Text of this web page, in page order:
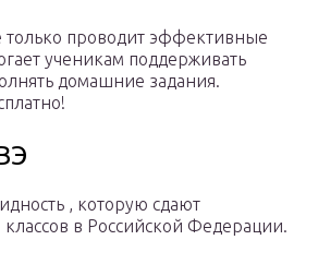
только проводит эффективные
ученикам поддерживать
домашние задания.
, которую сдают
в Российской Федерации.